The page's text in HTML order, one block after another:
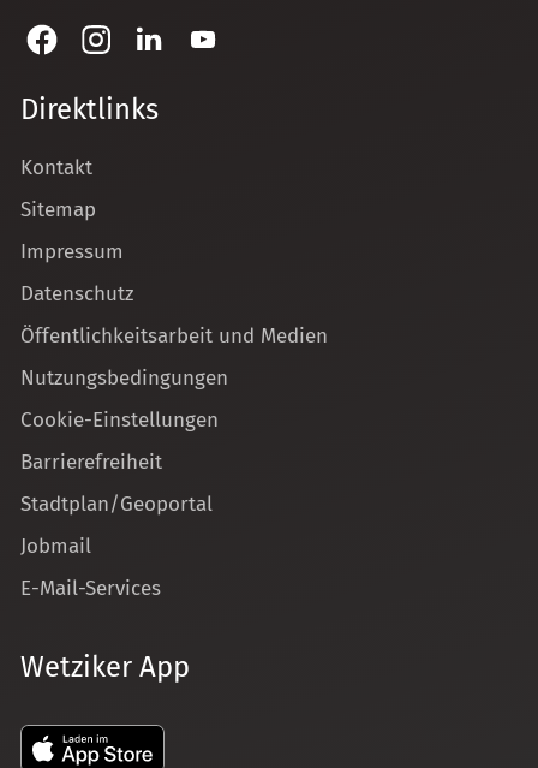
Direktlinks
Kontakt
Sitemap
Impressum
Datenschutz
Öffentlichkeitsarbeit und Medien
Nutzungsbedingungen
Cookie-Einstellungen
Barrierefreiheit
Stadtplan/Geoportal
Jobmail
E-Mail-Services
Wetziker App